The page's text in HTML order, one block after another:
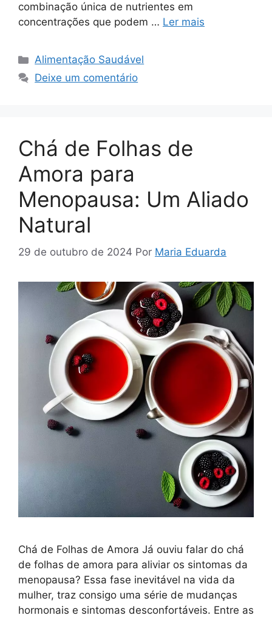
combinação única de nutrientes em
concentrações que podem … Ler mais
Categorias
Alimentação Saudável
Deixe um comentário
Chá de Folhas de
Amora para
Menopausa: Um Aliado
Natural
29 de outubro de 2024 Por Maria Eduarda
Chá de Folhas de Amora Já ouviu falar do chá
de folhas de amora para aliviar os sintomas da
menopausa? Essa fase inevitável na vida da
mulher, traz consigo uma série de mudanças
hormonais e sintomas desconfortáveis. Entre as